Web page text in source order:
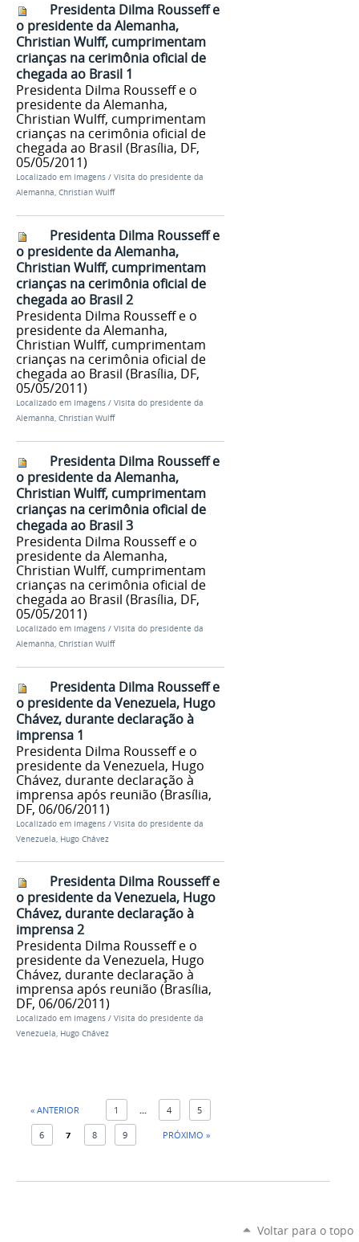
Presidenta Dilma Rousseff e
o presidente da Alemanha,
Christian Wulff, cumprimentam
crianças na cerimônia oficial de
chegada ao Brasil 1
Presidenta Dilma Rousseff e o
presidente da Alemanha,
Christian Wulff, cumprimentam
crianças na cerimônia oficial de
chegada ao Brasil (Brasília, DF,
05/05/2011)
Localizado em Imagens / Visita do presidente da
Alemanha, Christian Wulff
Presidenta Dilma Rousseff e
o presidente da Alemanha,
Christian Wulff, cumprimentam
crianças na cerimônia oficial de
chegada ao Brasil 2
Presidenta Dilma Rousseff e o
presidente da Alemanha,
Christian Wulff, cumprimentam
crianças na cerimônia oficial de
chegada ao Brasil (Brasília, DF,
05/05/2011)
Localizado em Imagens / Visita do presidente da
Alemanha, Christian Wulff
Presidenta Dilma Rousseff e
o presidente da Alemanha,
Christian Wulff, cumprimentam
crianças na cerimônia oficial de
chegada ao Brasil 3
Presidenta Dilma Rousseff e o
presidente da Alemanha,
Christian Wulff, cumprimentam
crianças na cerimônia oficial de
chegada ao Brasil (Brasília, DF,
05/05/2011)
Localizado em Imagens / Visita do presidente da
Alemanha, Christian Wulff
Presidenta Dilma Rousseff e
o presidente da Venezuela, Hugo
Chávez, durante declaração à
imprensa 1
Presidenta Dilma Rousseff e o
presidente da Venezuela, Hugo
Chávez, durante declaração à
imprensa após reunião (Brasília,
DF, 06/06/2011)
Localizado em Imagens / Visita do presidente da
Venezuela, Hugo Chávez
Presidenta Dilma Rousseff e
o presidente da Venezuela, Hugo
Chávez, durante declaração à
imprensa 2
Presidenta Dilma Rousseff e o
presidente da Venezuela, Hugo
Chávez, durante declaração à
imprensa após reunião (Brasília,
DF, 06/06/2011)
Localizado em Imagens / Visita do presidente da
Venezuela, Hugo Chávez
« ANTERIOR 1 ... 4 5
6 7 8 9 PRÓXIMO »
Voltar para o topo